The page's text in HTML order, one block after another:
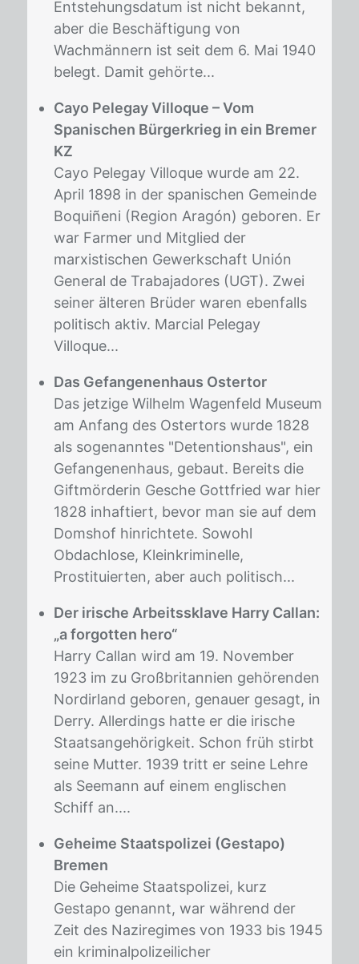
Entstehungsdatum ist nicht bekannt,
aber die Beschäftigung von
Wachmännern ist seit dem 6. Mai 1940
belegt. Damit gehörte...
Cayo Pelegay Villoque – Vom
Spanischen Bürgerkrieg in ein Bremer
KZ
Cayo Pelegay Villoque wurde am 22.
April 1898 in der spanischen Gemeinde
Boquiñeni (Region Aragón) geboren. Er
war Farmer und Mitglied der
marxistischen Gewerkschaft Unión
General de Trabajadores (UGT). Zwei
seiner älteren Brüder waren ebenfalls
politisch aktiv. Marcial Pelegay
Villoque...
Das Gefangenenhaus Ostertor
Das jetzige Wilhelm Wagenfeld Museum
am Anfang des Ostertors wurde 1828
als sogenanntes "Detentionshaus", ein
Gefangenenhaus, gebaut. Bereits die
Giftmörderin Gesche Gottfried war hier
1828 inhaftiert, bevor man sie auf dem
Domshof hinrichtete. Sowohl
Obdachlose, Kleinkriminelle,
Prostituierten, aber auch politisch...
Der irische Arbeitssklave Harry Callan:
„a forgotten hero“
Harry Callan wird am 19. November
1923 im zu Großbritannien gehörenden
Nordirland geboren, genauer gesagt, in
Derry. Allerdings hatte er die irische
Staatsangehörigkeit. Schon früh stirbt
seine Mutter. 1939 tritt er seine Lehre
als Seemann auf einem englischen
Schiff an....
Geheime Staatspolizei (Gestapo)
Bremen
Die Geheime Staatspolizei, kurz
Gestapo genannt, war während der
Zeit des Naziregimes von 1933 bis 1945
ein kriminalpolizeilicher